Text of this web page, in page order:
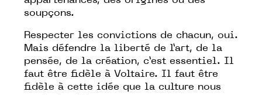
soupçons.
Respecter les convictions de chacun, oui.
Mais défendre la liberté de l’art, de la
pensée, de la création, c’est essentiel. Il
faut être fidèle à Voltaire. Il faut être
fidèle à cette idée que la culture nous